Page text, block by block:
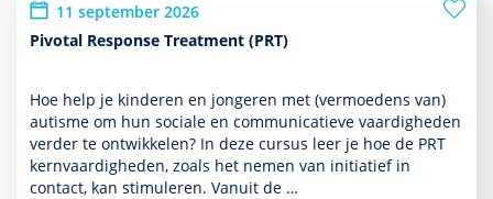
11 september 2026
Pivotal Response Treatment (PRT)
Hoe help je kin­de­ren en jongeren met (vermoedens van)
autisme om hun sociale en com­muni­ca­tieve vaar­dig­heden
verder te ontwik­kelen? In deze cursus leer je hoe de PRT
kernvaar­dig­heden, zoals het nemen van initiatief in
contact, kan stimuleren. Vanuit de …